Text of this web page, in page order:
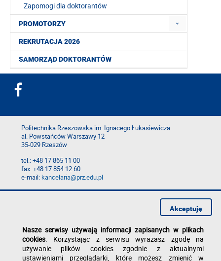
Zapomogi dla doktorantów
PROMOTORZY
REKRUTACJA 2026
SAMORZĄD DOKTORANTÓW
Politechnika Rzeszowska im. Ignacego Łukasiewicza
al. Powstańców Warszawy 12
35-029 Rzeszów
tel.: +48 17 865 11 00
fax: +48 17 854 12 60
e-mail:kancelaria@prz.edu.pl
Deklaracja dostępności
Nasze serwisy używają informacji zapisanych w plikach
cookies. Korzystając z serwisu wyrażasz zgodę na
używanie plików cookies zgodnie z aktualnymi
ustawieniami przeglądarki, które możesz zmienić w
Akceptuję